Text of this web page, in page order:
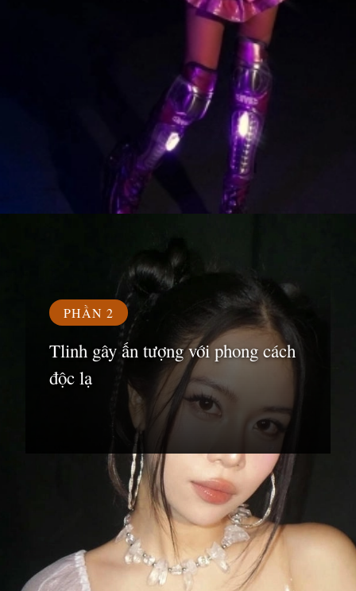
PHẦN 2
Tlinh gây ấn tượng với phong cách
độc lạ